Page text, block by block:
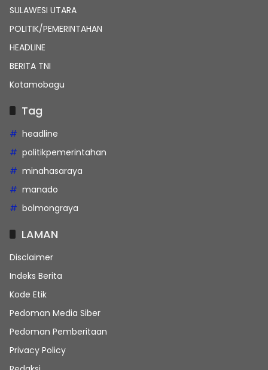
SULAWESI UTARA
POLITIK/PEMERINTAHAN
HEADLINE
BERITA TNI
Kotamobagu
Tag
headline
politikpemerintahan
minahasaraya
manado
bolmongraya
LAMAN
Disclaimer
Indeks Berita
Kode Etik
Pedoman Media Siber
Pedoman Pemberitaan
Privacy Policy